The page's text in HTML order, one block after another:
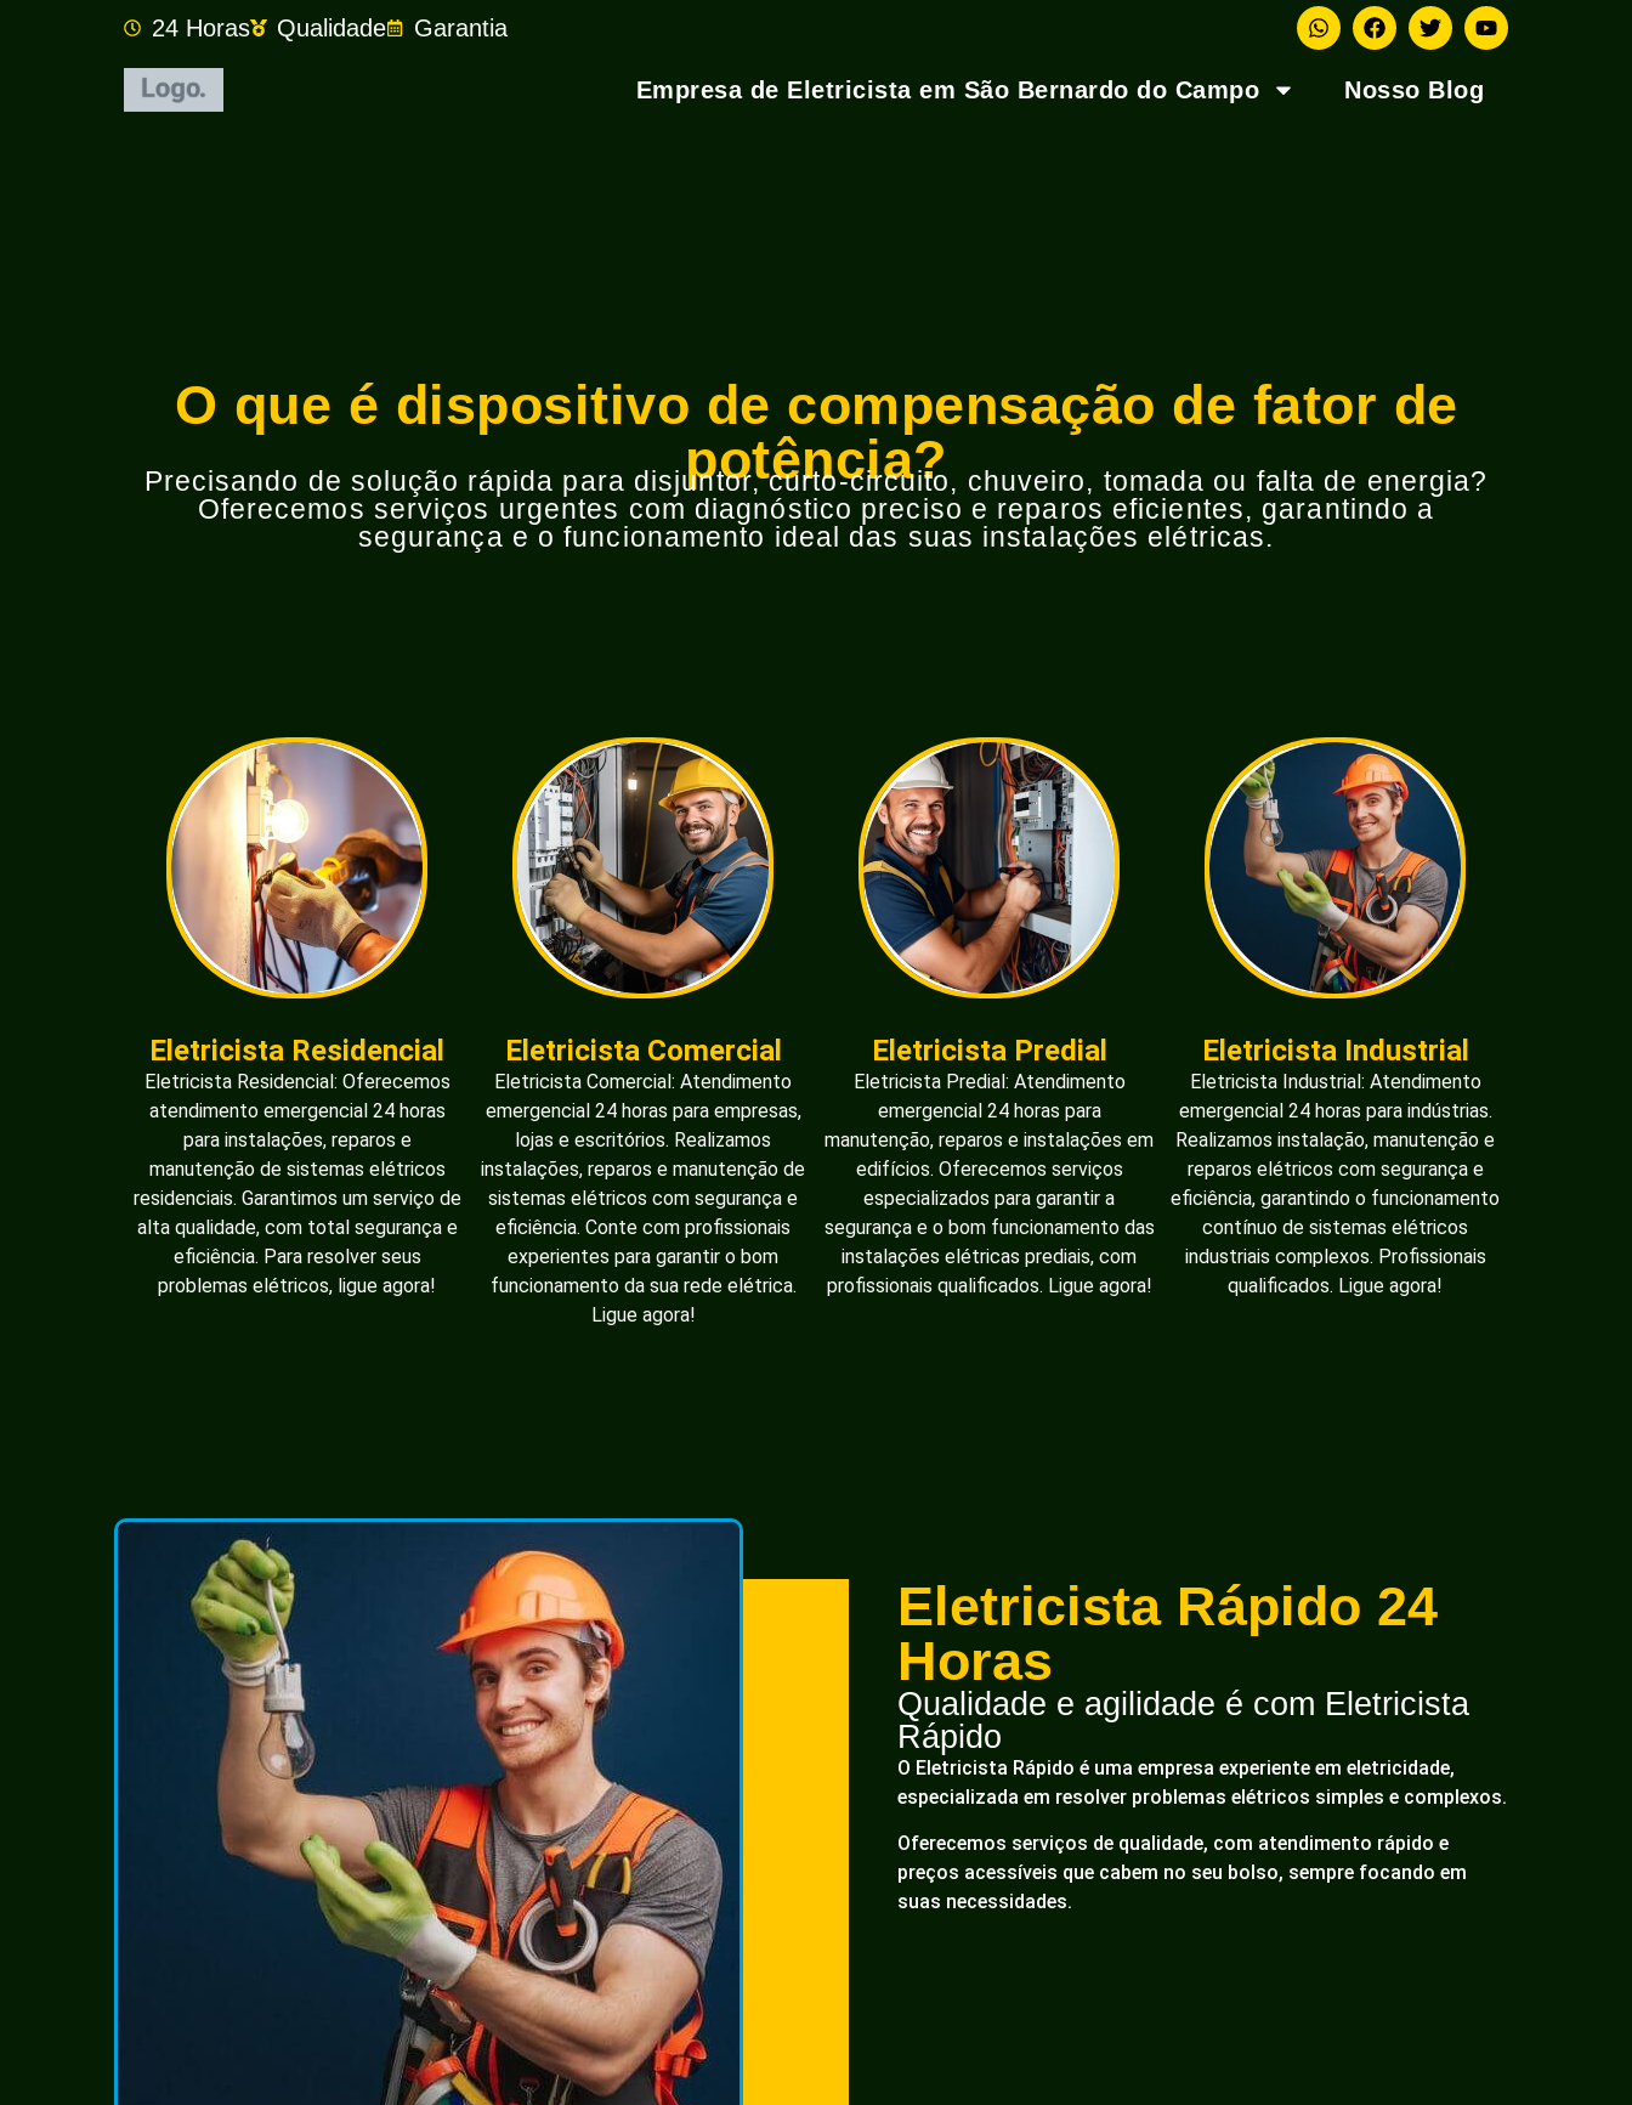
24 Horas Qualidade Garantia
Empresa de Eletricista em São Bernardo do Campo Nosso Blog
O que é dispositivo de compensação de fator de
potência?
Precisando de solução rápida para disjuntor, curto-circuito, chuveiro, tomada ou falta de energia?
Oferecemos serviços urgentes com diagnóstico preciso e reparos eficientes, garantindo a
segurança e o funcionamento ideal das suas instalações elétricas.
Eletricista Residencial
Eletricista Residencial: Oferecemos
atendimento emergencial 24 horas
para instalações, reparos e
manutenção de sistemas elétricos
residenciais. Garantimos um serviço de
alta qualidade, com total segurança e
eficiência. Para resolver seus
problemas elétricos, ligue agora!
Eletricista Comercial
Eletricista Comercial: Atendimento
emergencial 24 horas para empresas,
lojas e escritórios. Realizamos
instalações, reparos e manutenção de
sistemas elétricos com segurança e
eficiência. Conte com profissionais
experientes para garantir o bom
funcionamento da sua rede elétrica.
Ligue agora!
Eletricista Predial
Eletricista Predial: Atendimento
emergencial 24 horas para
manutenção, reparos e instalações em
edifícios. Oferecemos serviços
especializados para garantir a
segurança e o bom funcionamento das
instalações elétricas prediais, com
profissionais qualificados. Ligue agora!
Eletricista Industrial
Eletricista Industrial: Atendimento
emergencial 24 horas para indústrias.
Realizamos instalação, manutenção e
reparos elétricos com segurança e
eficiência, garantindo o funcionamento
contínuo de sistemas elétricos
industriais complexos. Profissionais
qualificados. Ligue agora!
Eletricista Rápido 24
Horas
Qualidade e agilidade é com Eletricista
Rápido
O Eletricista Rápido é uma empresa experiente em eletricidade,
especializada em resolver problemas elétricos simples e complexos.
Oferecemos serviços de qualidade, com atendimento rápido e
preços acessíveis que cabem no seu bolso, sempre focando em
suas necessidades.